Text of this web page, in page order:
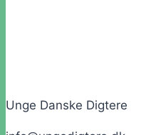
Unge Danske Digtere